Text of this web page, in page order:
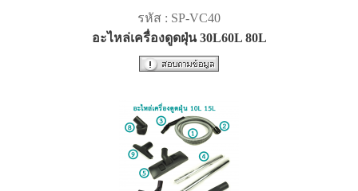
รหัส : SP-VC40
อะไหล่เครื่องดูดฝุ่น 30L60L 80L